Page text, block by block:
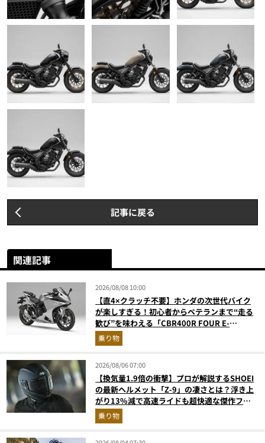
記事に戻る
関連記事
2026/08/08 10:00
【直4×クラッチ不要】ホンダの次世代バイク
が楽しすぎる！初心者からベテランまで“走る
歓び”を味わえる「CBR400R FOUR E-
Clutch」を徹底解説
乗り物
2026/08/06 07:00
【換気量1.9倍の衝撃】プロが解説するSHOEI
の最新ヘルメット「Z-9」の凄さとは？浮き上
がり13%減で高速ライドも超快適な傑作フル
フェイス
乗り物